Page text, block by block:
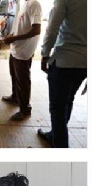
module !!!)